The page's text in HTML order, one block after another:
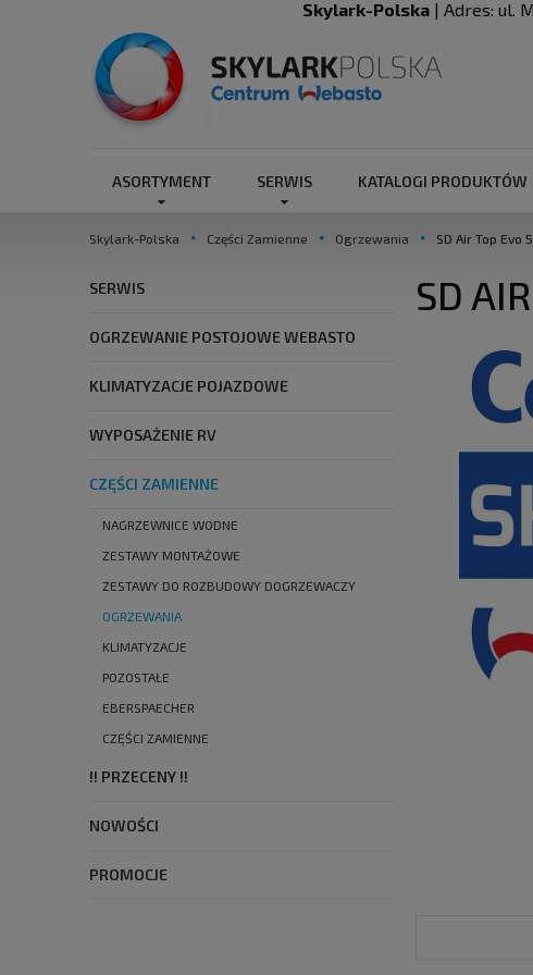
Skylark-Polska| Adres: ul.
ASORTYMENT SERWIS KATALOGI PRODUKTÓW
Skylark-Polska Części Zamienne Ogrzewania SD Air Top Evo
SERWIS
OGRZEWANIE POSTOJOWE WEBASTO
KLIMATYZACJE POJAZDOWE
WYPOSAŻENIE RV
CZĘŚCI ZAMIENNE
NAGRZEWNICE WODNE
ZESTAWY MONTAŻOWE
ZESTAWY DO ROZBUDOWY DOGRZEWACZY
OGRZEWANIA
KLIMATYZACJE
POZOSTAŁE
EBERSPAECHER
CZĘŚCI ZAMIENNE
!! PRZECENY !!
NOWOŚCI
PROMOCJE
SD